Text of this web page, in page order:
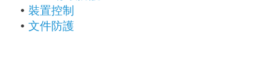
• 裝置控制
• 文件防護